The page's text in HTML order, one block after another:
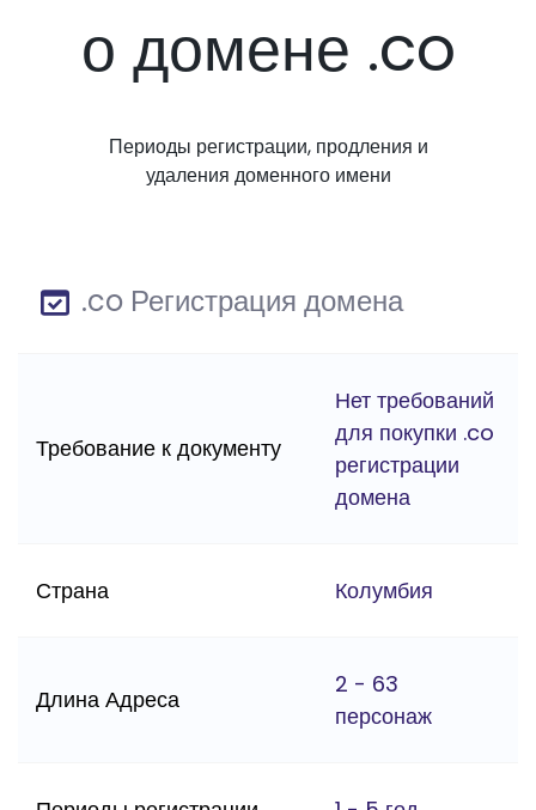
о домене .co
Периоды регистрации, продления и
удаления доменного имени
.co Регистрация домена
Требование к документу
Нет требований
для покупки .co
регистрации
домена
Страна Колумбия
Длина Адреса
2 - 63
персонаж